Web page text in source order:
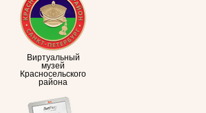
Виртуальный
музей
Красносельского
района